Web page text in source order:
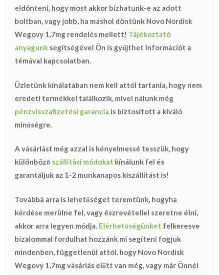
eldönteni, hogy most akkor bízhatunk-e az adott
boltban, vagy jobb, ha máshol döntünk Novo Nordisk
Wegovy 1,7mg rendelés mellett! Tájékoztató
anyagunk segítségével Ön is gyűjthet információt a
témával kapcsolatban.
Üzletünk kínálatában nem kell attól tartania, hogy nem
eredeti termékkel találkozik, mivel nálunk még
pénzvisszafizetési garancia is biztosított a kiváló
minőségre.
A vásárlást még azzal is kényelmessé tesszük, hogy
különböző szállítási módokat kínálunk fel és
garantáljuk az 1-2 munkanapos kiszállítást is!
Továbbá arra is lehetőséget teremtünk, hogyha
kérdése merülne fel, vagy észrevétellel szeretne élni,
akkor arra legyen módja. Elérhetőségünket felkeresve
bizalommal fordulhat hozzánk mi segíteni fogjuk
mindenben, függetlenül attól, hogy Novo Nordisk
Wegovy 1,7mg vásárlás előtt van még, vagy már Önnél